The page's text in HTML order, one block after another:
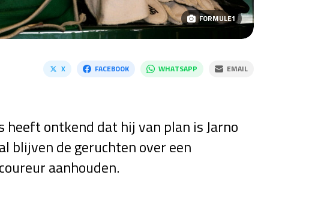
FORMULE1
X FACEBOOK WHATSAPP EMAIL
heeft ontkend dat hij van plan is Jarno
blijven de geruchten over een
aanhouden.